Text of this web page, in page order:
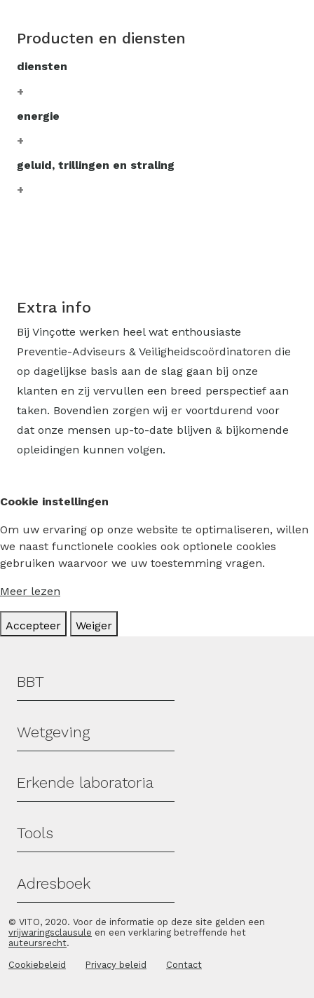
Producten en diensten
diensten
energie
geluid, trillingen en straling
Extra info
Bij Vinçotte werken heel wat enthousiaste
Preventie-Adviseurs & Veiligheidscoördinatoren die
op dagelijkse basis aan de slag gaan bij onze
klanten en zij vervullen een breed perspectief aan
taken. Bovendien zorgen wij er voortdurend voor
dat onze mensen up-to-date blijven & bijkomende
opleidingen kunnen volgen.
Cookie instellingen
Om uw ervaring op onze website te optimaliseren, willen
we naast functionele cookies ook optionele cookies
gebruiken waarvoor we uw toestemming vragen.
Meer lezen
Accepteer Weiger
Hoofdmenu
BBT
Wetgeving
Erkende laboratoria
Tools
Adresboek
© VITO, 2020. Voor de informatie op deze site gelden een
vrijwaringsclausule en een verklaring betreffende het
auteursrecht.
Cookiebeleid Privacy beleid Contact